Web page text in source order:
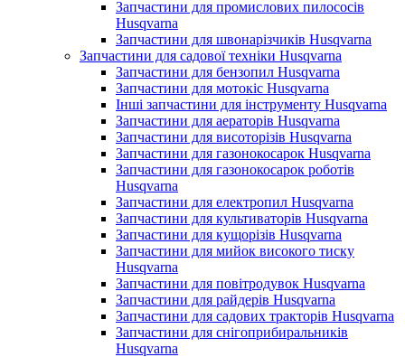
Запчастини для промислових пилососів
Husqvarna
Запчастини для швонарізчиків Husqvarna
Запчастини для садової техніки Husqvarna
Запчастини для бензопил Husqvarna
Запчастини для мотокіс Husqvarna
Інші запчастини для інструменту Husqvarna
Запчастини для аераторів Husqvarna
Запчастини для висоторізів Husqvarna
Запчастини для газонокосарок Husqvarna
Запчастини для газонокосарок роботів
Husqvarna
Запчастини для електропил Husqvarna
Запчастини для культиваторів Husqvarna
Запчастини для кущорізів Husqvarna
Запчастини для мийок високого тиску
Husqvarna
Запчастини для повітродувок Husqvarna
Запчастини для райдерів Husqvarna
Запчастини для садових тракторів Husqvarna
Запчастини для снігоприбиральників
Husqvarna